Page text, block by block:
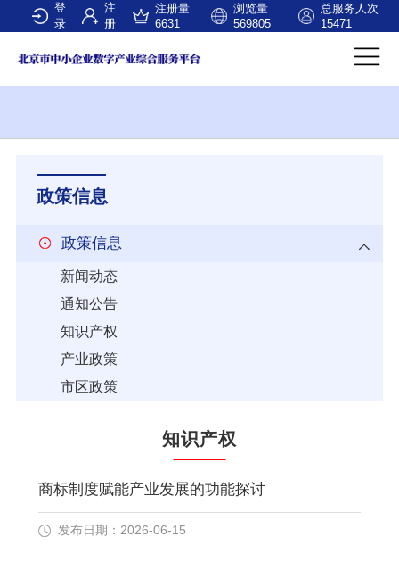
登
录
注
册
注册量
6631
浏览量
569805
总服务人次
15471
政策信息
政策信息
新闻动态
通知公告
知识产权
产业政策
市区政策
知识产权
商标制度赋能产业发展的功能探讨
发布日期：2026-06-15